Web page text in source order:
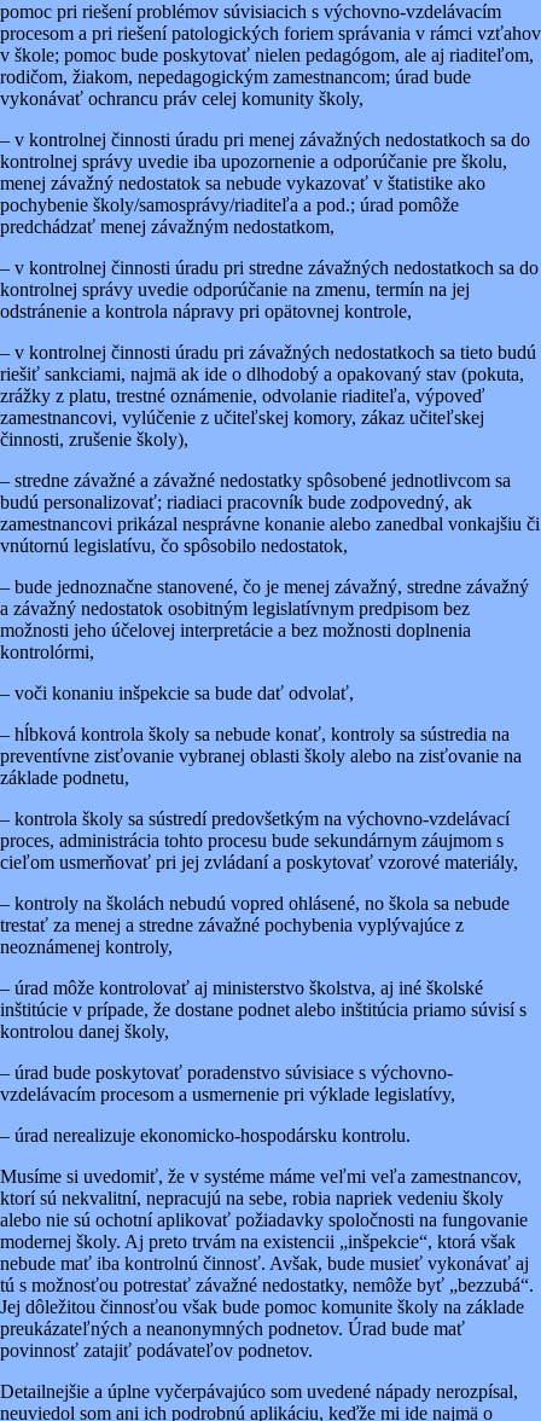
pomoc pri riešení problémov súvisiacich s výchovno-vzdelávacím
procesom a pri riešení patologických foriem správania v rámci vzťahov
v škole; pomoc bude poskytovať nielen pedagógom, ale aj riaditeľom,
rodičom, žiakom, nepedagogickým zamestnancom; úrad bude
vykonávať ochrancu práv celej komunity školy,
– v kontrolnej činnosti úradu pri menej závažných nedostatkoch sa do
kontrolnej správy uvedie iba upozornenie a odporúčanie pre školu,
menej závažný nedostatok sa nebude vykazovať v štatistike ako
pochybenie školy/samosprávy/riaditeľa a pod.; úrad pomôže
predchádzať menej závažným nedostatkom,
– v kontrolnej činnosti úradu pri stredne závažných nedostatkoch sa do
kontrolnej správy uvedie odporúčanie na zmenu, termín na jej
odstránenie a kontrola nápravy pri opätovnej kontrole,
– v kontrolnej činnosti úradu pri závažných nedostatkoch sa tieto budú
riešiť sankciami, najmä ak ide o dlhodobý a opakovaný stav (pokuta,
zrážky z platu, trestné oznámenie, odvolanie riaditeľa, výpoveď
zamestnancovi, vylúčenie z učiteľskej komory, zákaz učiteľskej
činnosti, zrušenie školy),
– stredne závažné a závažné nedostatky spôsobené jednotlivcom sa
budú personalizovať; riadiaci pracovník bude zodpovedný, ak
zamestnancovi prikázal nesprávne konanie alebo zanedbal vonkajšiu či
vnútornú legislatívu, čo spôsobilo nedostatok,
– bude jednoznačne stanovené, čo je menej závažný, stredne závažný
a závažný nedostatok osobitným legislatívnym predpisom bez
možnosti jeho účelovej interpretácie a bez možnosti doplnenia
kontrolórmi,
– voči konaniu inšpekcie sa bude dať odvolať,
– hĺbková kontrola školy sa nebude konať, kontroly sa sústredia na
preventívne zisťovanie vybranej oblasti školy alebo na zisťovanie na
základe podnetu,
– kontrola školy sa sústredí predovšetkým na výchovno-vzdelávací
proces, administrácia tohto procesu bude sekundárnym záujmom s
cieľom usmerňovať pri jej zvládaní a poskytovať vzorové materiály,
– kontroly na školách nebudú vopred ohlásené, no škola sa nebude
trestať za menej a stredne závažné pochybenia vyplývajúce z
neoznámenej kontroly,
– úrad môže kontrolovať aj ministerstvo školstva, aj iné školské
inštitúcie v prípade, že dostane podnet alebo inštitúcia priamo súvisí s
kontrolou danej školy,
– úrad bude poskytovať poradenstvo súvisiace s výchovno-
vzdelávacím procesom a usmernenie pri výklade legislatívy,
– úrad nerealizuje ekonomicko-hospodársku kontrolu.
Musíme si uvedomiť, že v systéme máme veľmi veľa zamestnancov,
ktorí sú nekvalitní, nepracujú na sebe, robia napriek vedeniu školy
alebo nie sú ochotní aplikovať požiadavky spoločnosti na fungovanie
modernej školy. Aj preto trvám na existencii „inšpekcie“, ktorá však
nebude mať iba kontrolnú činnosť. Avšak, bude musieť vykonávať aj
tú s možnosťou potrestať závažné nedostatky, nemôže byť „bezzubá“.
Jej dôležitou činnosťou však bude pomoc komunite školy na základe
preukázateľných a neanonymných podnetov. Úrad bude mať
povinnosť zatajiť podávateľov podnetov.
Detailnejšie a úplne vyčerpávajúco som uvedené nápady nerozpísal,
neuviedol som ani ich podrobnú aplikáciu, keďže mi ide najmä o